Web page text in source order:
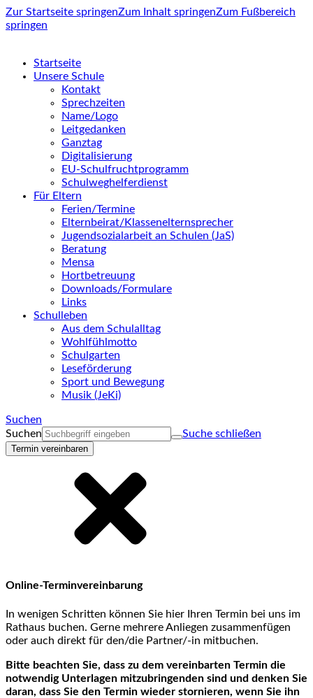
Zur Startseite springenZum Inhalt springenZum Fußbereich
springen
Startseite
Unsere Schule
Kontakt
Sprechzeiten
Name/Logo
Leitgedanken
Ganztag
Digitalisierung
EU-Schulfruchtprogramm
Schulweghelferdienst
Für Eltern
Ferien/Termine
Elternbeirat/Klassenelternsprecher
Jugendsozialarbeit an Schulen (JaS)
Beratung
Mensa
Hortbetreuung
Downloads/Formulare
Links
Schulleben
Aus dem Schulalltag
Wohlfühlmotto
Schulgarten
Leseförderung
Sport und Bewegung
Musik (JeKi)
Suchen
Suchen
Suche schließen
Termin vereinbaren
Online-Terminvereinbarung
In wenigen Schritten können Sie hier Ihren Termin bei uns im
Rathaus buchen. Gerne mehrere Anliegen zusammenfügen
oder auch direkt für den/die Partner/-in mitbuchen.
Bitte beachten Sie, dass zu dem vereinbarten Termin die
notwendig Unterlagen mitzubringenden sind und denken Sie
daran, dass Sie den Termin wieder stornieren, wenn Sie ihn